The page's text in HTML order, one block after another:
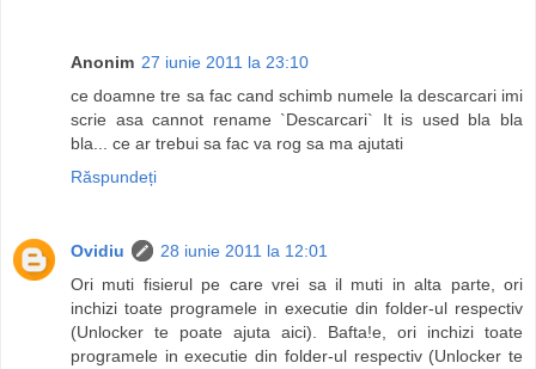
Anonim 27 iunie 2011 la 23:10
ce doamne tre sa fac cand schimb numele la descarcari imi
scrie asa cannot rename `Descarcari` It is used bla bla
bla... ce ar trebui sa fac va rog sa ma ajutati
Răspundeți
Ovidiu
28 iunie 2011 la 12:01
Ori muti fisierul pe care vrei sa il muti in alta parte, ori
inchizi toate programele in executie din folder-ul respectiv
(Unlocker te poate ajuta aici). Bafta!e, ori inchizi toate
programele in executie din folder-ul respectiv (Unlocker te